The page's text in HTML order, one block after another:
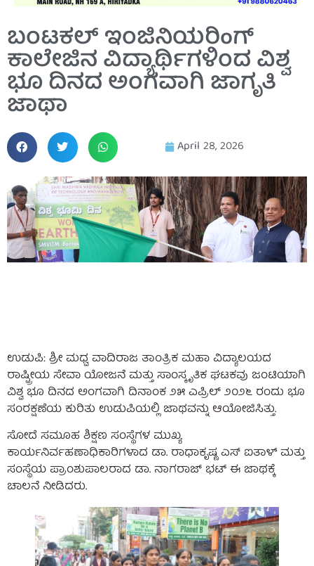
ಬಂಟಕಲ್ ಇಂಜಿನಿಯರಿoಗ್
ಕಾಲೇಜಿನ ವಿದ್ಯಾರ್ಥಿಗಳಿಂದ ವಿಶ್ವ
ಭೂ ದಿನದ ಅಂಗವಾಗಿ ಜಾಗೃತಿ
ಜಾಥಾ
April 28, 2026
ಉಡುಪಿ: ಶ್ರೀ ಮಧ್ವ ವಾದಿರಾಜ ತಾಂತ್ರಿಕ ಮಹಾ ವಿದ್ಯಾಲಯದ
ರಾಷ್ಟ್ರೀಯ ಸೇವಾ ಯೋಜನೆ ಮತ್ತು ಸಾಂಸ್ಕೃತಿಕ ಘಟಕವು ಜಂಟಿಯಾಗಿ
ವಿಶ್ವ ಭೂ ದಿನದ ಅಂಗವಾಗಿ ದಿನಾಂಕ ೨೫ ಎಪ್ರಿಲ್ ೨೦೨೬ ರಂದು ಭೂ
ಸಂರಕ್ಷಣೆಯ ಕುರಿತು ಉಡುಪಿಯಲ್ಲಿ ಜಾಥವನ್ನು ಆಯೋಜಿಸಿತ್ತು.
ಸೋದೆ ಸಮೂಹ ಶಿಕ್ಷಣ ಸಂಸ್ಥೆಗಳ ಮುಖ್ಯ
ಕಾರ್ಯನಿರ್ವಹಣಾಧಿಕಾರಿಗಳಾದ ಡಾ. ರಾಧಾಕೃಷ್ಣ ಎಸ್ ಐತಾಳ್ ಮತ್ತು
ಸಂಸ್ಥೆಯ ಪ್ರಾಂಶುಪಾಲರಾದ ಡಾ. ನಾಗರಾಜ್ ಭಟ್ ಈ ಜಾಥಕ್ಕೆ
ಚಾಲನೆ ನೀಡಿದರು.